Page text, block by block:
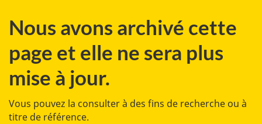
au
principal
à
Au
»
à
version
Nous avons archivé cette
page et elle ne sera plus
mise à jour.
Vous pouvez la consulter à des fins de recherche ou à
titre de référence.